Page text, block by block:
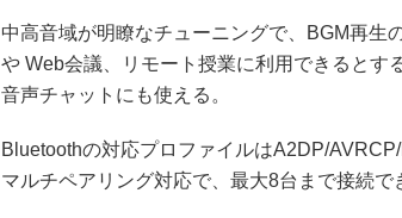
中高音域が明瞭なチューニングで、BGM再生
や Web会議、リモート授業に利用できるとす
音声チャットにも使える。
Bluetoothの対応プロファイルはA2DP/
マルチペアリング対応で、最大8台まで接続で